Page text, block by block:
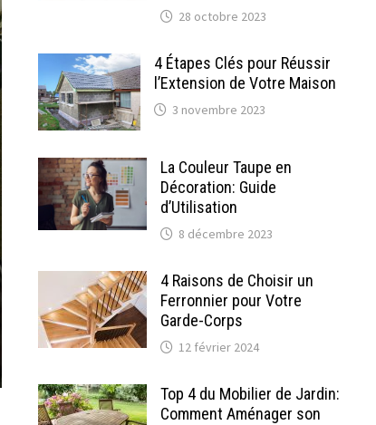
28 octobre 2023
4 Étapes Clés pour Réussir
l’Extension de Votre Maison
3 novembre 2023
La Couleur Taupe en
Décoration: Guide
d’Utilisation
8 décembre 2023
4 Raisons de Choisir un
Ferronnier pour Votre
Garde-Corps
12 février 2024
Top 4 du Mobilier de Jardin:
Comment Aménager son